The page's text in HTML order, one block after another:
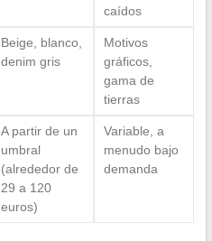
caídos
Beige, blanco,
denim gris
Motivos
gráficos,
gama de
tierras
A partir de un
umbral
(alrededor de
29 a 120
euros)
Variable, a
menudo bajo
demanda